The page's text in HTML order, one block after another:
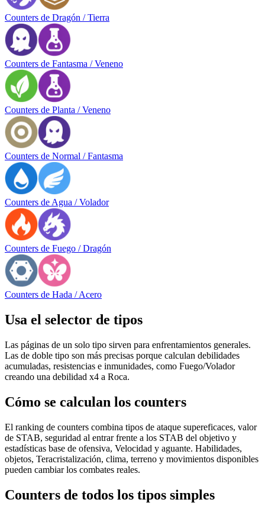
Counters de Dragón / Tierra
Counters de Fantasma / Veneno
Counters de Planta / Veneno
Counters de Normal / Fantasma
Counters de Agua / Volador
Counters de Fuego / Dragón
Counters de Hada / Acero
Usa el selector de tipos
Las páginas de un solo tipo sirven para enfrentamientos generales.
Las de doble tipo son más precisas porque calculan debilidades
acumuladas, resistencias e inmunidades, como Fuego/Volador
creando una debilidad x4 a Roca.
Cómo se calculan los counters
El ranking de counters combina tipos de ataque supereficaces, valor
de STAB, seguridad al entrar frente a los STAB del objetivo y
estadísticas base de ofensiva, Velocidad y aguante. Habilidades,
objetos, Teracristalización, clima, terreno y movimientos disponibles
pueden cambiar los combates reales.
Counters de todos los tipos simples